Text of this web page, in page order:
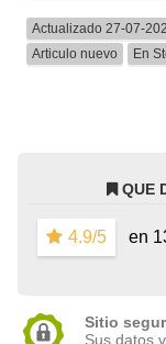
Actualizado 27-07-
Articulo nuevo
En
QUE
4.9/5
en
Sitio
Sus datos